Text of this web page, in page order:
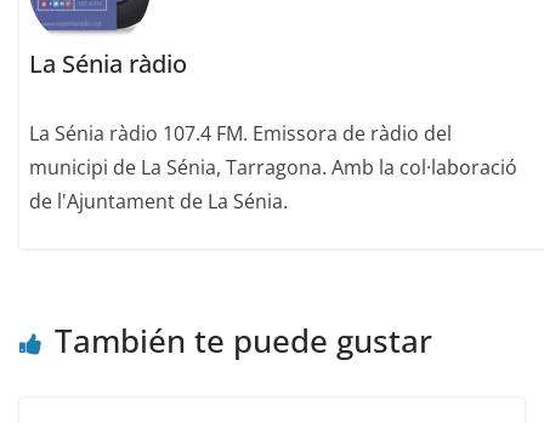
La Sénia ràdio
La Sénia ràdio 107.4 FM. Emissora de ràdio del
municipi de La Sénia, Tarragona. Amb la col·laboració
de l'Ajuntament de La Sénia.
También te puede gustar